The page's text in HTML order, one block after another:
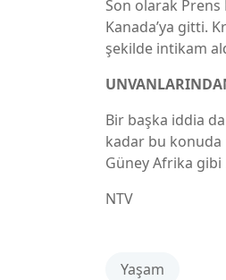
Son olarak Prens
Kanada’ya gitti.
şekilde intikam
Bir başka iddia
kadar bu konuda
Güney Afrika
NTV
Yaşam